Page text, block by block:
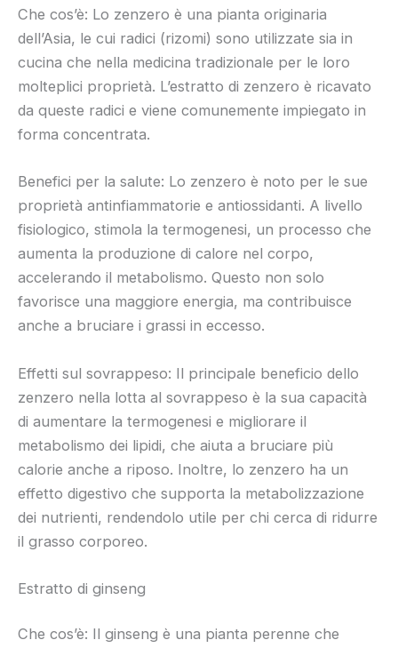
Che cos’è: Lo zenzero è una pianta originaria
dell’Asia, le cui radici (rizomi) sono utilizzate sia in
cucina che nella medicina tradizionale per le loro
molteplici proprietà. L’estratto di zenzero è ricavato
da queste radici e viene comunemente impiegato in
forma concentrata.
Benefici per la salute: Lo zenzero è noto per le sue
proprietà antinfiammatorie e antiossidanti. A livello
fisiologico, stimola la termogenesi, un processo che
aumenta la produzione di calore nel corpo,
accelerando il metabolismo. Questo non solo
favorisce una maggiore energia, ma contribuisce
anche a bruciare i grassi in eccesso.
Effetti sul sovrappeso: Il principale beneficio dello
zenzero nella lotta al sovrappeso è la sua capacità
di aumentare la termogenesi e migliorare il
metabolismo dei lipidi, che aiuta a bruciare più
calorie anche a riposo. Inoltre, lo zenzero ha un
effetto digestivo che supporta la metabolizzazione
dei nutrienti, rendendolo utile per chi cerca di ridurre
il grasso corporeo.
Estratto di ginseng
Che cos’è: Il ginseng è una pianta perenne che